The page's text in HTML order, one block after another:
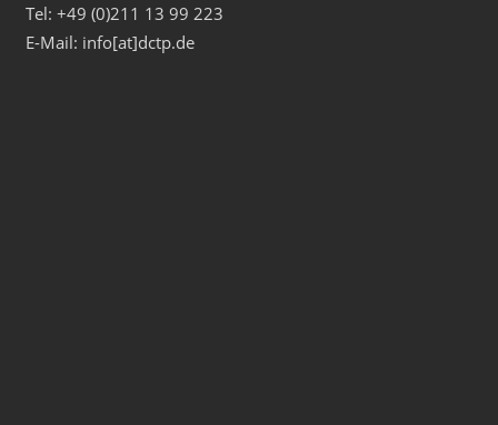
Tel: +49 (0)211 13 99 223
E-Mail: info[at]dctp.de